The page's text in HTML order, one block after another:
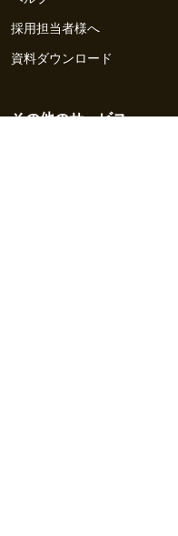
採用担当者様へ
資料ダウンロード
その他のサービス